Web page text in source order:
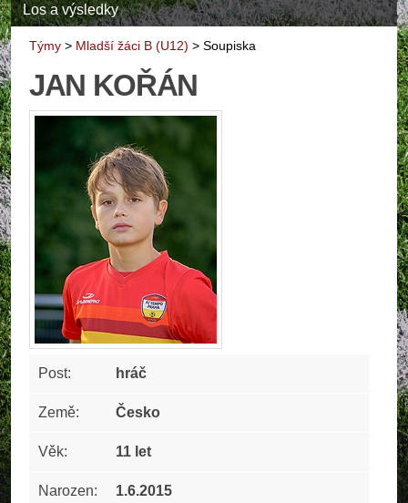
Los a výsledky
Týmy > Mladší žáci B (U12) > Soupiska
JAN KOŘÁN
Post: hráč
Země: Česko
Věk: 11 let
Narozen: 1.6.2015